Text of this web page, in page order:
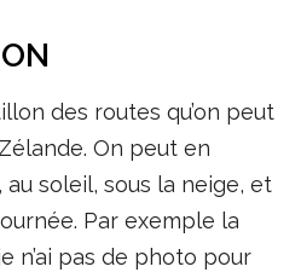
des routes qu’on peut
On peut en
au soleil, sous la neige, et
Par exemple la
n’ai pas de photo pour